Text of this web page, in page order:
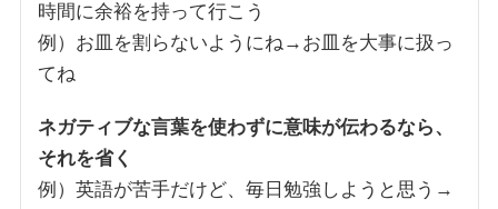
時間に余裕を持って行こう
例）お皿を割らないようにね→お皿を大事に扱っ
てね
ネガティブな言葉を使わずに意味が伝わるなら、
それを省く
例）英語が苦手だけど、毎日勉強しようと思う→